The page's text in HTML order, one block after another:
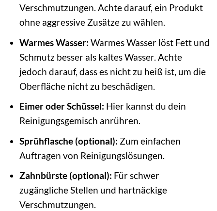
Verschmutzungen. Achte darauf, ein Produkt
ohne aggressive Zusätze zu wählen.
Warmes Wasser: Warmes Wasser löst Fett und
Schmutz besser als kaltes Wasser. Achte
jedoch darauf, dass es nicht zu heiß ist, um die
Oberfläche nicht zu beschädigen.
Eimer oder Schüssel: Hier kannst du dein
Reinigungsgemisch anrühren.
Sprühflasche (optional): Zum einfachen
Auftragen von Reinigungslösungen.
Zahnbürste (optional): Für schwer
zugängliche Stellen und hartnäckige
Verschmutzungen.